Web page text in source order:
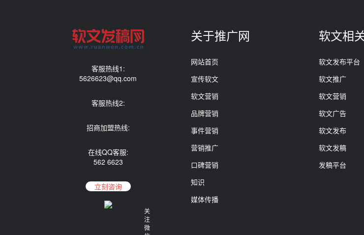
客服热线1:
5626623@qq.com
客服热线2:
招商加盟热线:
在线QQ客服:
562 6623
立刻咨询
关
注
微
关于推广网
网站首页
宣传软文
软文营销
品牌营销
事件营销
营销推广
口碑营销
知识
媒体传播
软文相
软文发布平台
软文推广
软文营销
软文广告
软文发布
软文发稿
发稿平台